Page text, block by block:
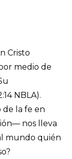
Cristo
medio de
NBLA).
de la fe en
— nos lleva
mundo quién